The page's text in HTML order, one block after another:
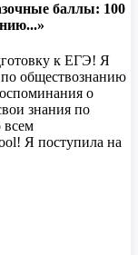
баллы: 100
к ЕГЭ! Я
по обществознанию
о
знания по
всем
Я поступила на